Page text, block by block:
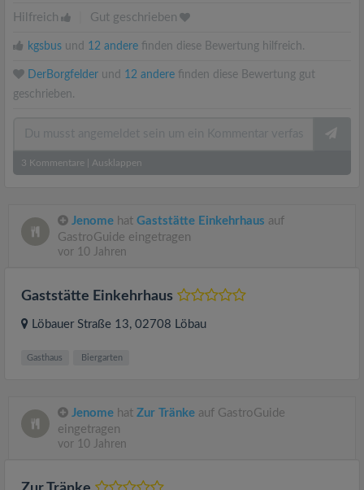
Hilfreich Gut geschrieben
kgsbus und 12 andere finden diese Bewertung hilfreich.
DerBorgfelder und 12 andere finden diese Bewertung gut
geschrieben.
3 Kommentare Ausklappen
Jenome hat Gaststätte Einkehrhaus auf
GastroGuide eingetragen
vor 10 Jahren
Gaststätte Einkehrhaus
Löbauer Straße 13, 02708 Löbau
Gasthaus Biergarten
Jenome hat Zur Tränke auf GastroGuide
eingetragen
vor 10 Jahren